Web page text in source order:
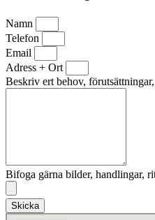
Namn
Telefon
Email
Adress + Ort
Beskriv ert behov,
Bifoga gärna bilder, handlingar,
Skicka